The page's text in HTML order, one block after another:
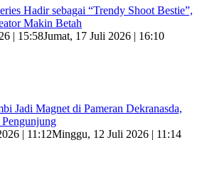
Hadir sebagai “Trendy Shoot Bestie”,
Makin Betah
| 15:58Jumat, 17 Juli 2026 | 16:10
Jadi Magnet di Pameran Dekranasda,
| 11:12Minggu, 12 Juli 2026 | 11:14